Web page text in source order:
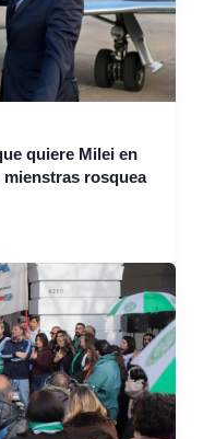
quiere Milei en
rosquea